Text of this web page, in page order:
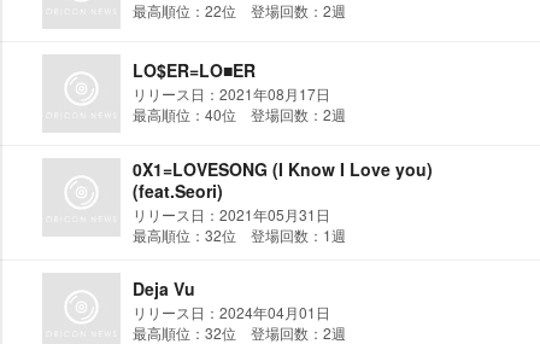
最高順位：22位 登場回数：2週
LO$ER=LO■ER
リリース日：2021年08月17日
最高順位：40位 登場回数：2週
0X1=LOVESONG (I Know I Love you)
(feat.Seori)
リリース日：2021年05月31日
最高順位：32位 登場回数：1週
Deja Vu
リリース日：2024年04月01日
最高順位：32位 登場回数：2週